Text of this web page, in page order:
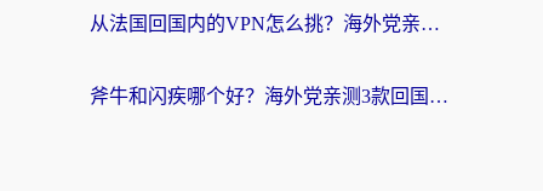
从法国回国内的VPN怎么挑？海外党亲测：稳定、多端、安全才是关键
斧牛和闪疾哪个好？海外党亲测3款回国加速器，教你选到不踩坑的那一款